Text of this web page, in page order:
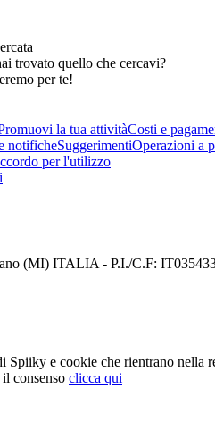
trovato quello che cercavi?
per te!
la tua attivitàCosti e
notificheSuggerimentiOperazioni a
per l'utilizzo
(MI) ITALIA - P.I./C.F:
e cookie che rientrano nella
consenso clicca qui